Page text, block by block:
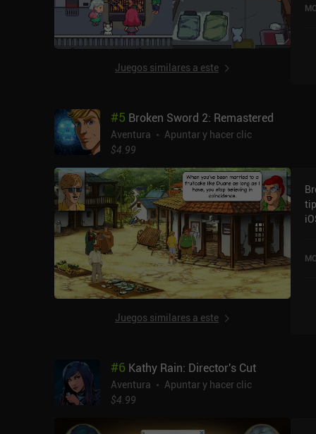
Juegos similares a este
#5 Broken Sword 2: Remastered
Aventura
Apuntar y hacer clic
$4.99
Juegos similares a este
#6 Kathy Rain: Director's Cut
Aventura
Apuntar y hacer clic
$4.99